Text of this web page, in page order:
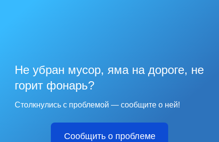
Не убран мусор, яма на дороге, не
горит фонарь?
Столкнулись с проблемой — сообщите о ней!
Сообщить о проблеме